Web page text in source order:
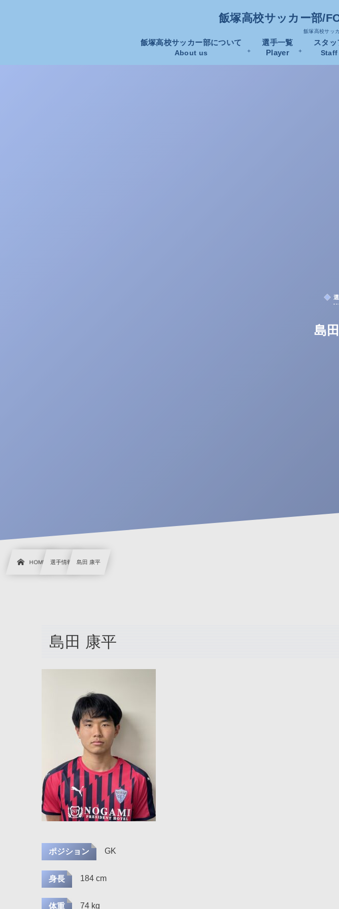
飯塚高校サッカー部/
飯塚高校サッ
飯塚高校サッカー部について
About us
選手一覧
Player
スタッ
Staff
島
HOME 選手情報 島田 康平
島田 康平
ポジション GK
身長 184 cm
体重 74 kg